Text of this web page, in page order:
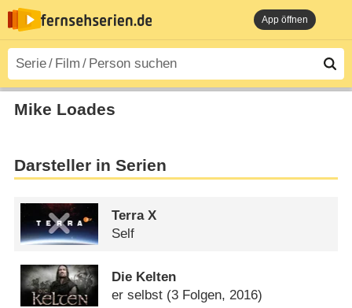
App öffnen
Mike Loades
Darsteller in Serien
Terra X
Self
Die Kelten
er selbst (3 Folgen, 2016)